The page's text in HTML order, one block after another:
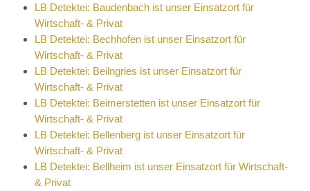
LB Detektei: Baudenbach ist unser Einsatzort für
Wirtschaft- & Privat
LB Detektei: Bechhofen ist unser Einsatzort für
Wirtschaft- & Privat
LB Detektei: Beilngries ist unser Einsatzort für
Wirtschaft- & Privat
LB Detektei: Beimerstetten ist unser Einsatzort für
Wirtschaft- & Privat
LB Detektei: Bellenberg ist unser Einsatzort für
Wirtschaft- & Privat
LB Detektei: Bellheim ist unser Einsatzort für Wirtschaft-
& Privat